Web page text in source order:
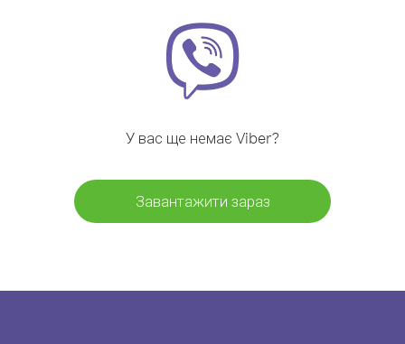
У вас ще немає Viber?
Завантажити зараз